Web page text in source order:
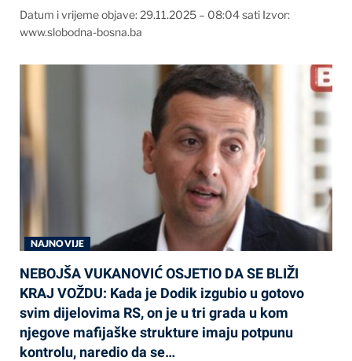
Datum i vrijeme objave: 29.11.2025 – 08:04 sati Izvor:
www.slobodna-bosna.ba
NAJNOVIJE
NEBOJŠA VUKANOVIĆ OSJETIO DA SE BLIŽI
KRAJ VOŽDU: Kada je Dodik izgubio u gotovo
svim dijelovima RS, on je u tri grada u kom
njegove mafijaške strukture imaju potpunu
kontrolu, naredio da se…